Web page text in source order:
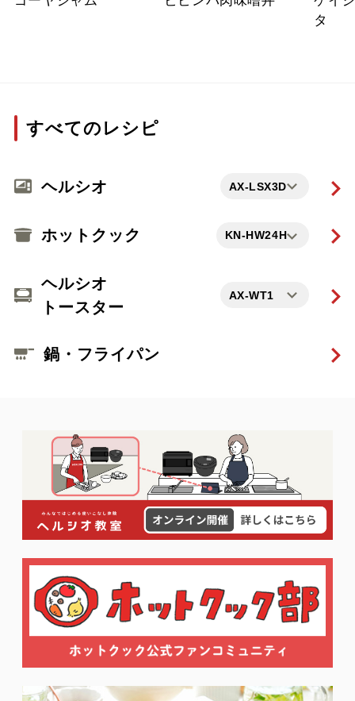
タ
すべてのレシピ
ヘルシオ AX-LSX3D
ホットクック KN-HW24H
ヘルシオ
トースター
AX-WT1
鍋・フライパン